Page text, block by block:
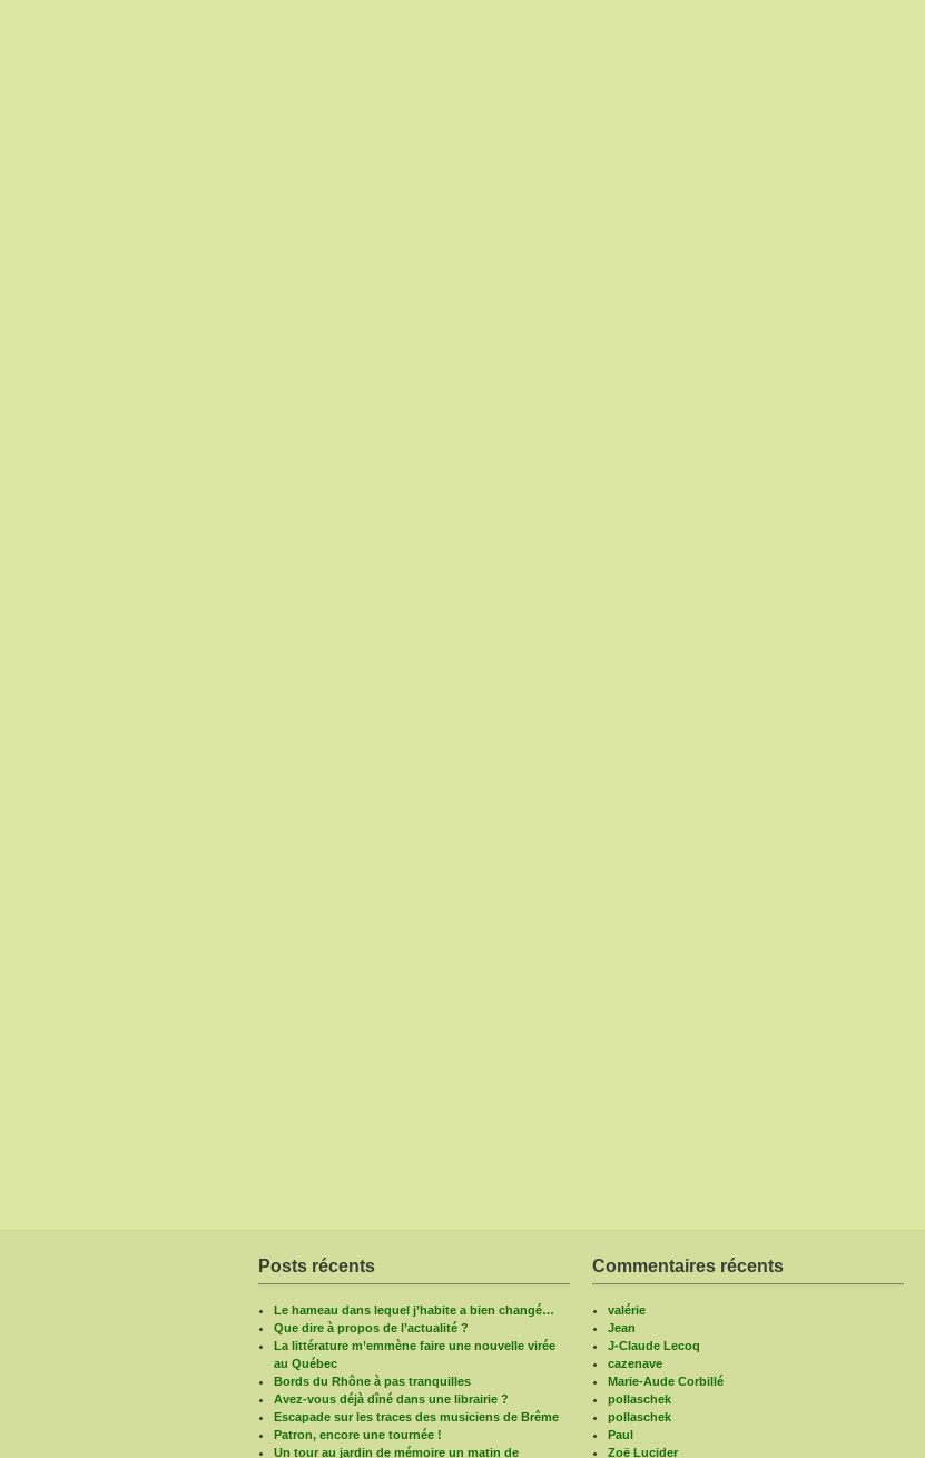
Posts récents
Le hameau dans lequel j’habite a bien changé…
Que dire à propos de l’actualité ?
La littérature m’emmène faire une nouvelle virée
au Québec
Bords du Rhône à pas tranquilles
Avez-vous déjà dîné dans une librairie ?
Escapade sur les traces des musiciens de Brême
Patron, encore une tournée !
Un tour au jardin de mémoire un matin de
Commentaires récents
valérie
Jean
J-Claude Lecoq
cazenave
Marie-Aude Corbillé
pollaschek
pollaschek
Paul
Zoë Lucider